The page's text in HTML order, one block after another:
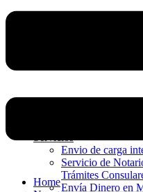
Envio de carga
Servicio de
Trámites
Envía Dinero en
Home